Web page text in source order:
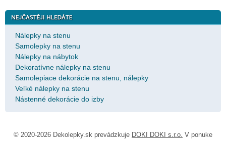
Nálepky na stenu
Samolepky na stenu
Nálepky na nábytok
Dekoratívne nálepky na stenu
Samolepiace dekorácie na stenu, nálepky
Veľké nálepky na stenu
Nástenné dekorácie do izby
© 2020-2026 Dekolepky.sk prevádzkuje DOKI DOKI s.r.o. V ponuke